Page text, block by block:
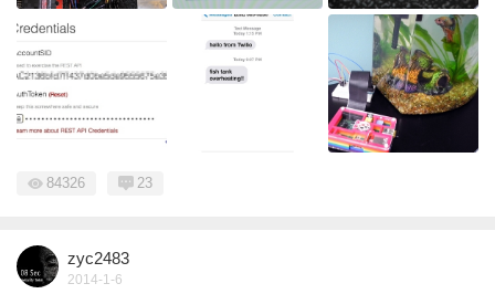
84326 23
zyc2483
2014-1-6